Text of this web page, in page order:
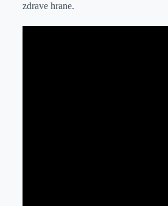
r
zdrave hrane.